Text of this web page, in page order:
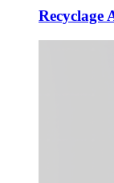
Recyclage